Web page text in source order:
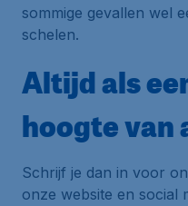
sommige gevallen wel
schelen.
Altijd als
hoogte van
Schrijf je dan in voor
onze website en social